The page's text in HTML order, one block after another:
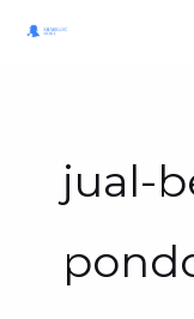
jual-